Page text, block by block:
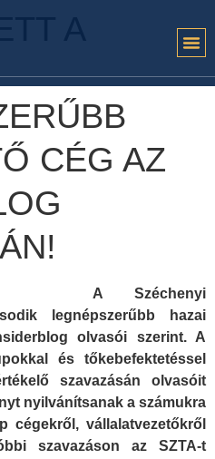
A
CÉG AZ
A Széchenyi
legnépszerűbb hazai
olvasói szerint. A
és tőkebefektetéssel
szavazásán olvasóit
nyilvánítsanak a számukra
cégekről, vállalatvezetőkről
szavazáson az SZTA-t